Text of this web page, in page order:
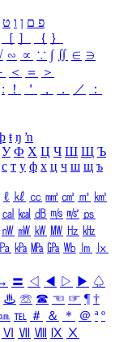
פ ם ן ו ט
［ ］ ｛ ｝
∽ ∝ ∵ ∫ ∬ ∈ ∋
＜ ＝
＞
ː ！ ＇ ， ． ／
：
þ ŧ ŋ ŉ
У Ф Х Ц Ч Ш Щ Ъ
с т у ф х ц ч ш щ ъ
ℓ ㎘ ㏄ ㎣ ㎤ ㎥ ㎦
㎈ ㎉ ㏈ ㎧ ㎨ ㎰
㎻ ㎽ ㎾ ㎿ ㎐ ㎑
㎩ ㎪ ㎫ ㎬ ㏝ ㏐
㏓
〓 ◁ ◀ ▷ ▶ ♤
♨ ☏ ☎ ☜ ☞ ¶ †
℡ ＃ ＆ ＊ ＠ ª º
Ⅵ Ⅶ Ⅷ Ⅸ Ⅹ